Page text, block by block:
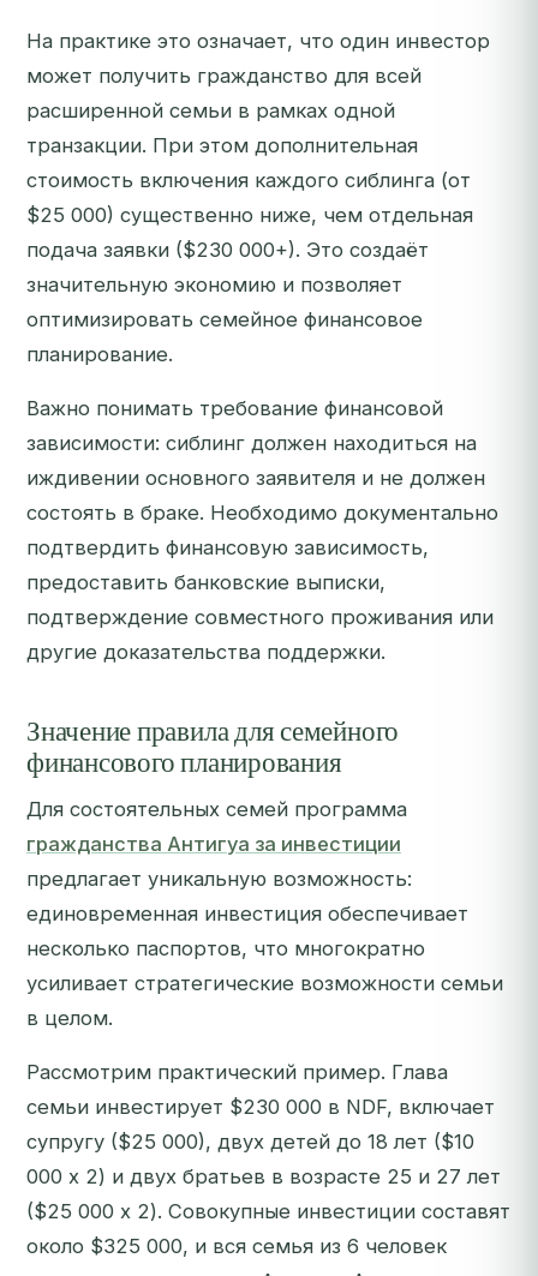
На практике это означает, что один инвестор
может получить гражданство для всей
расширенной семьи в рамках одной
транзакции. При этом дополнительная
стоимость включения каждого сиблинга (от
$25 000) существенно ниже, чем отдельная
подача заявки ($230 000+). Это создаёт
значительную экономию и позволяет
оптимизировать семейное финансовое
планирование.
Важно понимать требование финансовой
зависимости: сиблинг должен находиться на
иждивении основного заявителя и не должен
состоять в браке. Необходимо документально
подтвердить финансовую зависимость,
предоставить банковские выписки,
подтверждение совместного проживания или
другие доказательства поддержки.
Значение правила для семейного
финансового планирования
Для состоятельных семей программа
гражданства Антигуа за инвестиции
предлагает уникальную возможность:
единовременная инвестиция обеспечивает
несколько паспортов, что многократно
усиливает стратегические возможности семьи
в целом.
Рассмотрим практический пример. Глава
семьи инвестирует $230 000 в NDF, включает
супругу ($25 000), двух детей до 18 лет ($10
000 x 2) и двух братьев в возрасте 25 и 27 лет
($25 000 x 2). Совокупные инвестиции составят
около $325 000, и вся семья из 6 человек